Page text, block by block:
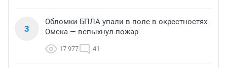
3
Обломки БПЛА упали в поле в окрестностях
Омска — вспыхнул пожар
17 977 41